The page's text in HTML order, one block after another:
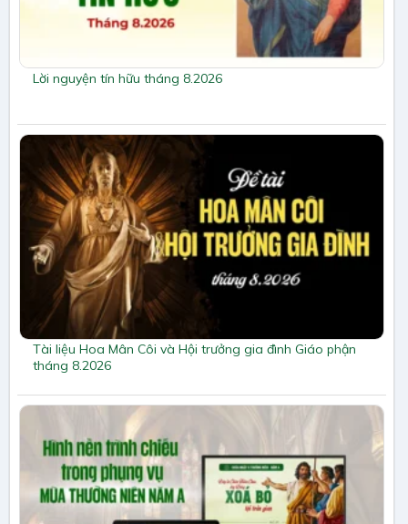
Lời nguyện tín hữu tháng 8.2026
Tài liệu Hoa Mân Côi và Hội trưởng gia đình Giáo phận
tháng 8.2026